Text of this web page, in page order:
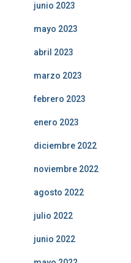
junio 2023
mayo 2023
abril 2023
marzo 2023
febrero 2023
enero 2023
diciembre 2022
noviembre 2022
agosto 2022
julio 2022
junio 2022